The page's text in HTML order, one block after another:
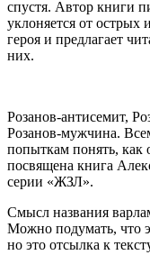
спустя. Автор книги
уклоняется от острых
героя и предлагает
них.
Розанов-антисемит,
Розанов-мужчина.
попыткам понять, как
посвящена книга
серии «ЖЗЛ».
Смысл названия
Можно подумать, что
но это отсылка к